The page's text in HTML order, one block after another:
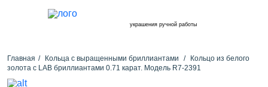
украшения ручной работы
Главная Кольца с выращенными бриллиантами
Кольцо из белого
золота с LAB бриллиантами 0.71 карат. Модель R7-2391